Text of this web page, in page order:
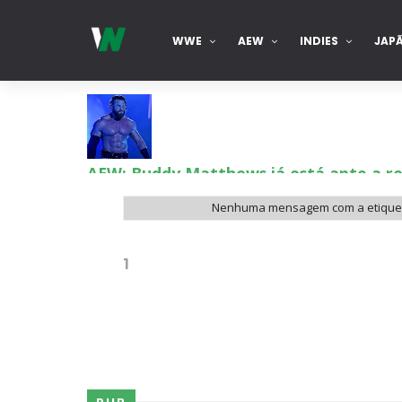
WWE AEW INDIES
AEW: Buddy Matthews já está apto a
SCSA867-Aug 08 2026
SCSA867
Nenhuma mensagem com a
1